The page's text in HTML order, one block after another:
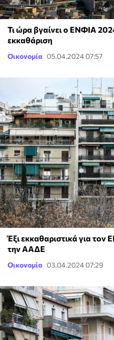
Τι ώρα βγαίνει ο ΕΝΦΙΑ
εκκαθάριση
Οικονομία 05.04.2024 07:57
Έξι εκκαθαριστικά για
την ΑΑΔΕ
Οικονομία 03.04.2024 07:29